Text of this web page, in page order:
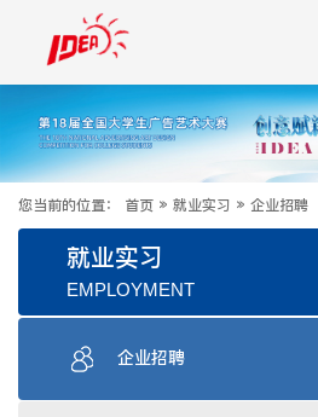
您当前的位置： 首页 » 就业实习 » 企业招聘
就业实习
EMPLOYMENT
企业招聘